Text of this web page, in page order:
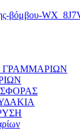
ΓΡΑΜΜΑΡΙΩΝ